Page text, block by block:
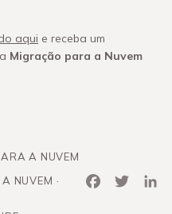
aqui e receba um
Migração para a Nuvem
A NUVEM
NUVEM
FacebookTwitter